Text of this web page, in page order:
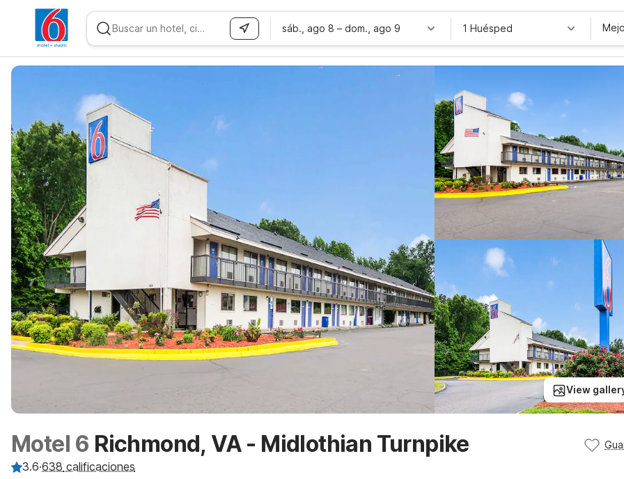
sáb., ago 8 – dom., ago 9 1 Huésped
View
Motel 6 Richmond, VA - Midlothian Turnpike
3.6·638 calificaciones